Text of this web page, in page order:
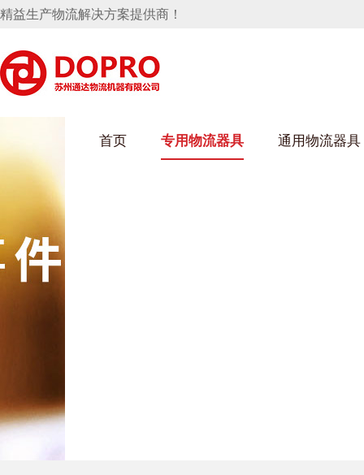
精益生产物流解决方案提供商！
首页 专用物流器具
葫芦娃短视频APP安装下载进入架
丝车/纺丝车
通用物流器具
钢板箱
化纤纺织行业
化工行业